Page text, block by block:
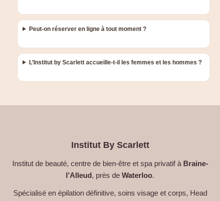
Peut-on réserver en ligne à tout moment ?
L’Institut by Scarlett accueille-t-il les femmes et les hommes ?
Institut By Scarlett
Institut de beauté, centre de bien-être et spa privatif à Braine-
l’Alleud, près de Waterloo.
Spécialisé en épilation définitive, soins visage et corps, Head